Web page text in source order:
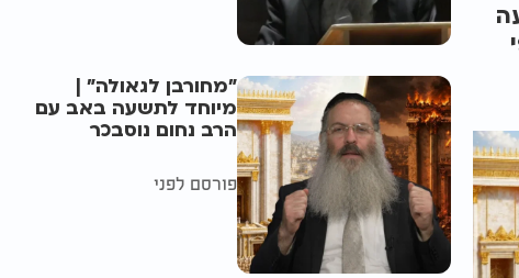
"מחורבן לגאולה" |
מיוחד לתשעה באב עם
הרב נחום נוסבכר
פורסם לפני